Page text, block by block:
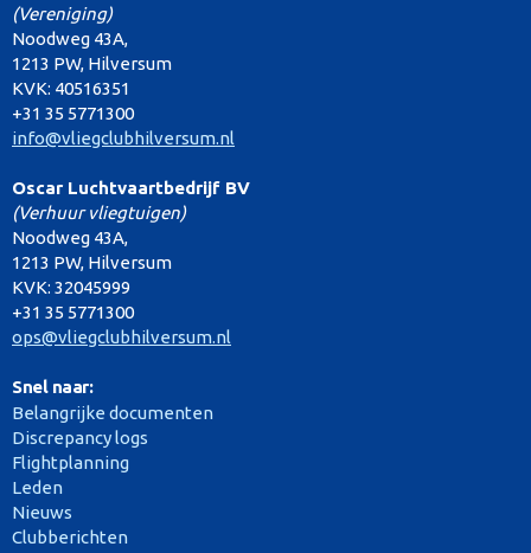
(Vereniging)
Noodweg 43A,
1213 PW, Hilversum
KVK: 40516351
+31 35 5771300
info@vliegclubhilversum.nl
Oscar Luchtvaartbedrijf BV
(Verhuur vliegtuigen)
Noodweg 43A,
1213 PW, Hilversum
KVK: 32045999
+31 35 5771300
ops@vliegclubhilversum.nl
Snel naar:
Belangrijke documenten
Discrepancy logs
Flightplanning
Leden
Nieuws
Clubberichten